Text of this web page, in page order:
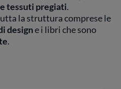
tessuti pregiati.
la struttura comprese le
designe i libri che sono
.